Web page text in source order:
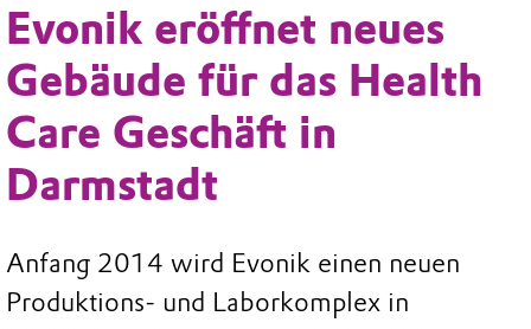
Evonik eröffnet neues
Gebäude für das Health
Care Geschäft in
Darmstadt
Anfang 2014 wird Evonik einen neuen
Produktions- und Laborkomplex in